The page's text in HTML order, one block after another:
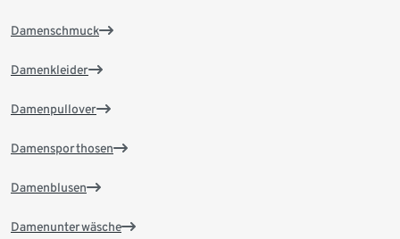
Damenschmuck
Damenkleider
Damenpullover
Damensporthosen
Damenblusen
Damenunterwäsche